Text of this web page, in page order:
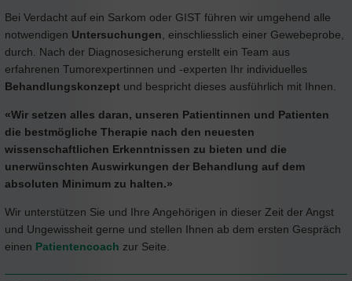
Bei Verdacht auf ein Sarkom oder GIST führen wir umgehend alle
notwendigen Untersuchungen , einschliesslich einer Gewebeprobe,
durch. Nach der Diagnosesicherung erstellt ein Team aus
erfahrenen Tumorexpertinnen und -experten Ihr individuelles
Behandlungskonzept und bespricht dieses ausführlich mit Ihnen.
«Wir setzen alles daran, unseren Patientinnen und Patienten
die bestmögliche Therapie nach den neuesten
wissenschaftlichen Erkenntnissen zu bieten und die
unerwünschten Auswirkungen der Behandlung auf dem
absoluten Minimum zu halten.»
Wir unterstützen Sie und Ihre Angehörigen in dieser Zeit der Angst
und Ungewissheit gerne und stellen Ihnen ab dem ersten Gespräch
einen Patientencoach zur Seite.